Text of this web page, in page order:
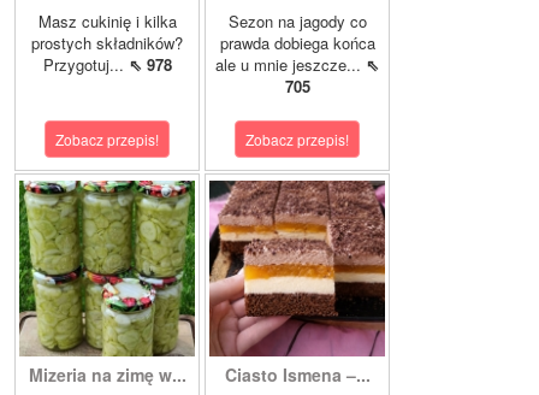
Masz cukinię i kilka
prostych składników?
Przygotuj... ⇖ 978
Zobacz przepis!
Sezon na jagody co
prawda dobiega końca
ale u mnie jeszcze... ⇖
705
Zobacz przepis!
Mizeria na zimę w... Ciasto Ismena –...